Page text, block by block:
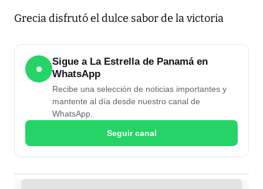
Grecia disfrutó el dulce sabor de la victoria
●
Sigue a La Estrella de Panamá en
WhatsApp
Recibe una selección de noticias importantes y
mantente al día desde nuestro canal de
WhatsApp.
Seguir canal